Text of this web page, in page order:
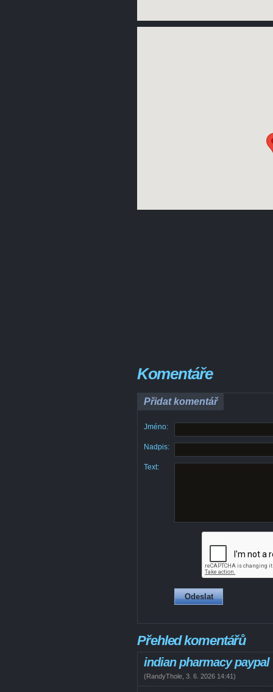
Komentáře
Přidat komentář
Jméno:
Nadpis:
Text:
Přehled komentářů
indian pharmacy paypal
(RandyThole 3. 6. 2026 14:41)